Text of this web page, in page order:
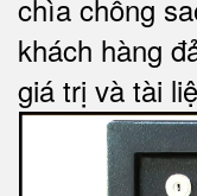
chìa chống
khách hàng
giá trị và tài